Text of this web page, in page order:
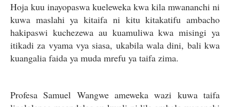
Hoja kuu inayopaswa kueleweka kwa kila mwananchi ni
kuwa maslahi ya kitaifa ni kitu kitakatifu ambacho
hakipaswi kuchezewa au kuamuliwa kwa misingi ya
itikadi za vyama vya siasa, ukabila wala dini, bali kwa
kuangalia faida ya muda mrefu ya taifa zima.
Profesa Samuel Wangwe ameweka wazi kuwa taifa